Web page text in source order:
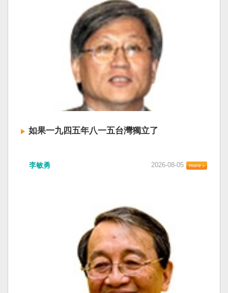
如果一九四五年八一五台灣獨立了
李敏勇 2026-08-05